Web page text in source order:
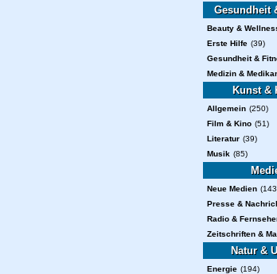
Gesundheit
Beauty &
Erste Hilfe (39)
Gesundheit &
Medizin &
Kunst &
Allgemein (250)
Film & Kino (51)
Literatur (39)
Musik (85)
Neue Medien
Presse &
Radio &
Zeitschriften &
Natur &
Energie (194)